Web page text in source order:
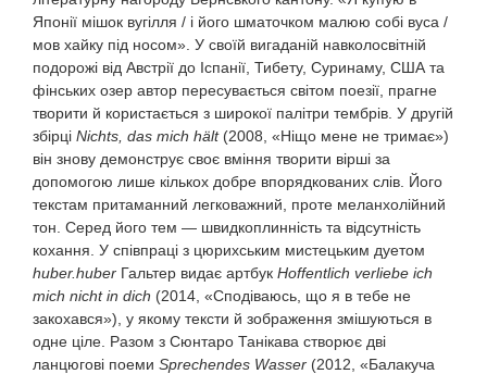
Японії мішок вугілля / і його шматочком малюю собі вуса /
мов хайку під носом». У своїй вигаданій навколосвітній
подорожі від Австрії до Іспанії, Тибету, Суринаму, США та
фінських озер автор пересувається світом поезії, прагне
творити й користається з широкої палітри тембрів. У другій
збірці Nichts, das mich hält(2008, «Ніщо мене не тримає»)
він знову демонструє своє вміння творити вірші за
допомогою лише кількох добре впорядкованих слів. Його
текстам притаманний легковажний, проте меланхолійний
тон. Серед його тем — швидкоплинність та відсутність
кохання. У співпраці з цюрихським мистецьким дуетом
huber.huber Гальтер видає артбук Hoffentlich verliebe ich
mich nicht in dich (2014, «Сподіваюсь, що я в тебе не
закохався»), у якому тексти й зображення змішуються в
одне ціле. Разом з Сюнтаро Танікава створює дві
ланцюгові поеми Sprechendes Wasser (2012, «Балакуча